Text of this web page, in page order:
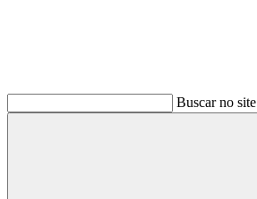
Buscar no site